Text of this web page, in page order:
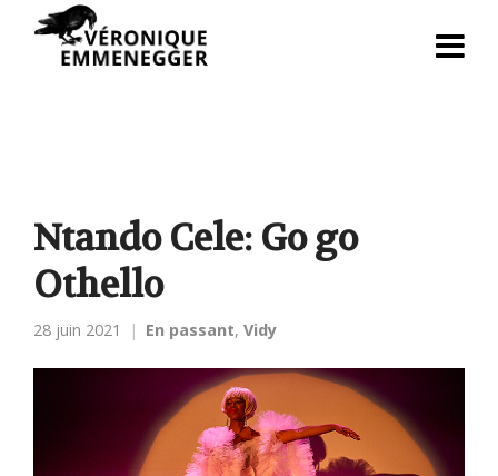
Ntando Cele: Go go
Othello
28 juin 2021 En passant, Vidy